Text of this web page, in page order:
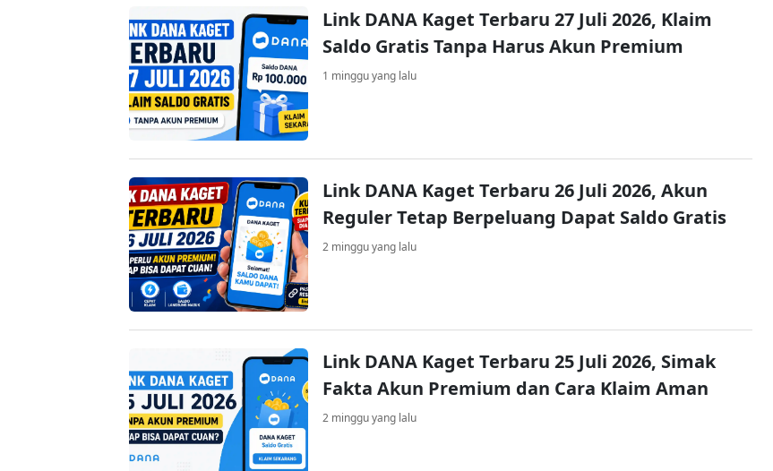
Link DANA Kaget Terbaru 27 Juli 2026, Klaim
Saldo Gratis Tanpa Harus Akun Premium
1 minggu yang lalu
Link DANA Kaget Terbaru 26 Juli 2026, Akun
Reguler Tetap Berpeluang Dapat Saldo Gratis
2 minggu yang lalu
Link DANA Kaget Terbaru 25 Juli 2026, Simak
Fakta Akun Premium dan Cara Klaim Aman
2 minggu yang lalu